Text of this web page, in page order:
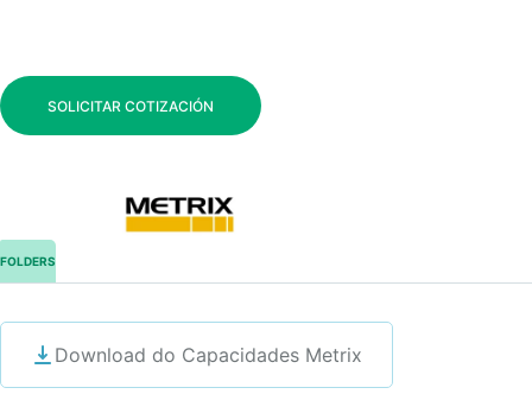
SOLICITAR COTIZACIÓN
FOLDERS
Download do Capacidades Metrix